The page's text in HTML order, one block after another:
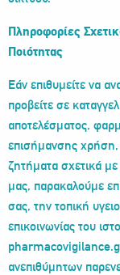
Πληροφορίες
Ποιότητας
Εάν επιθυμείτε να
προβείτε σε
αποτελέσματος,
επισήμανσης χρήση,
ζητήματα σχετικά
μας, παρακαλούμε
σας, την τοπική
επικοινωνίας του
ανεπιθύμητων